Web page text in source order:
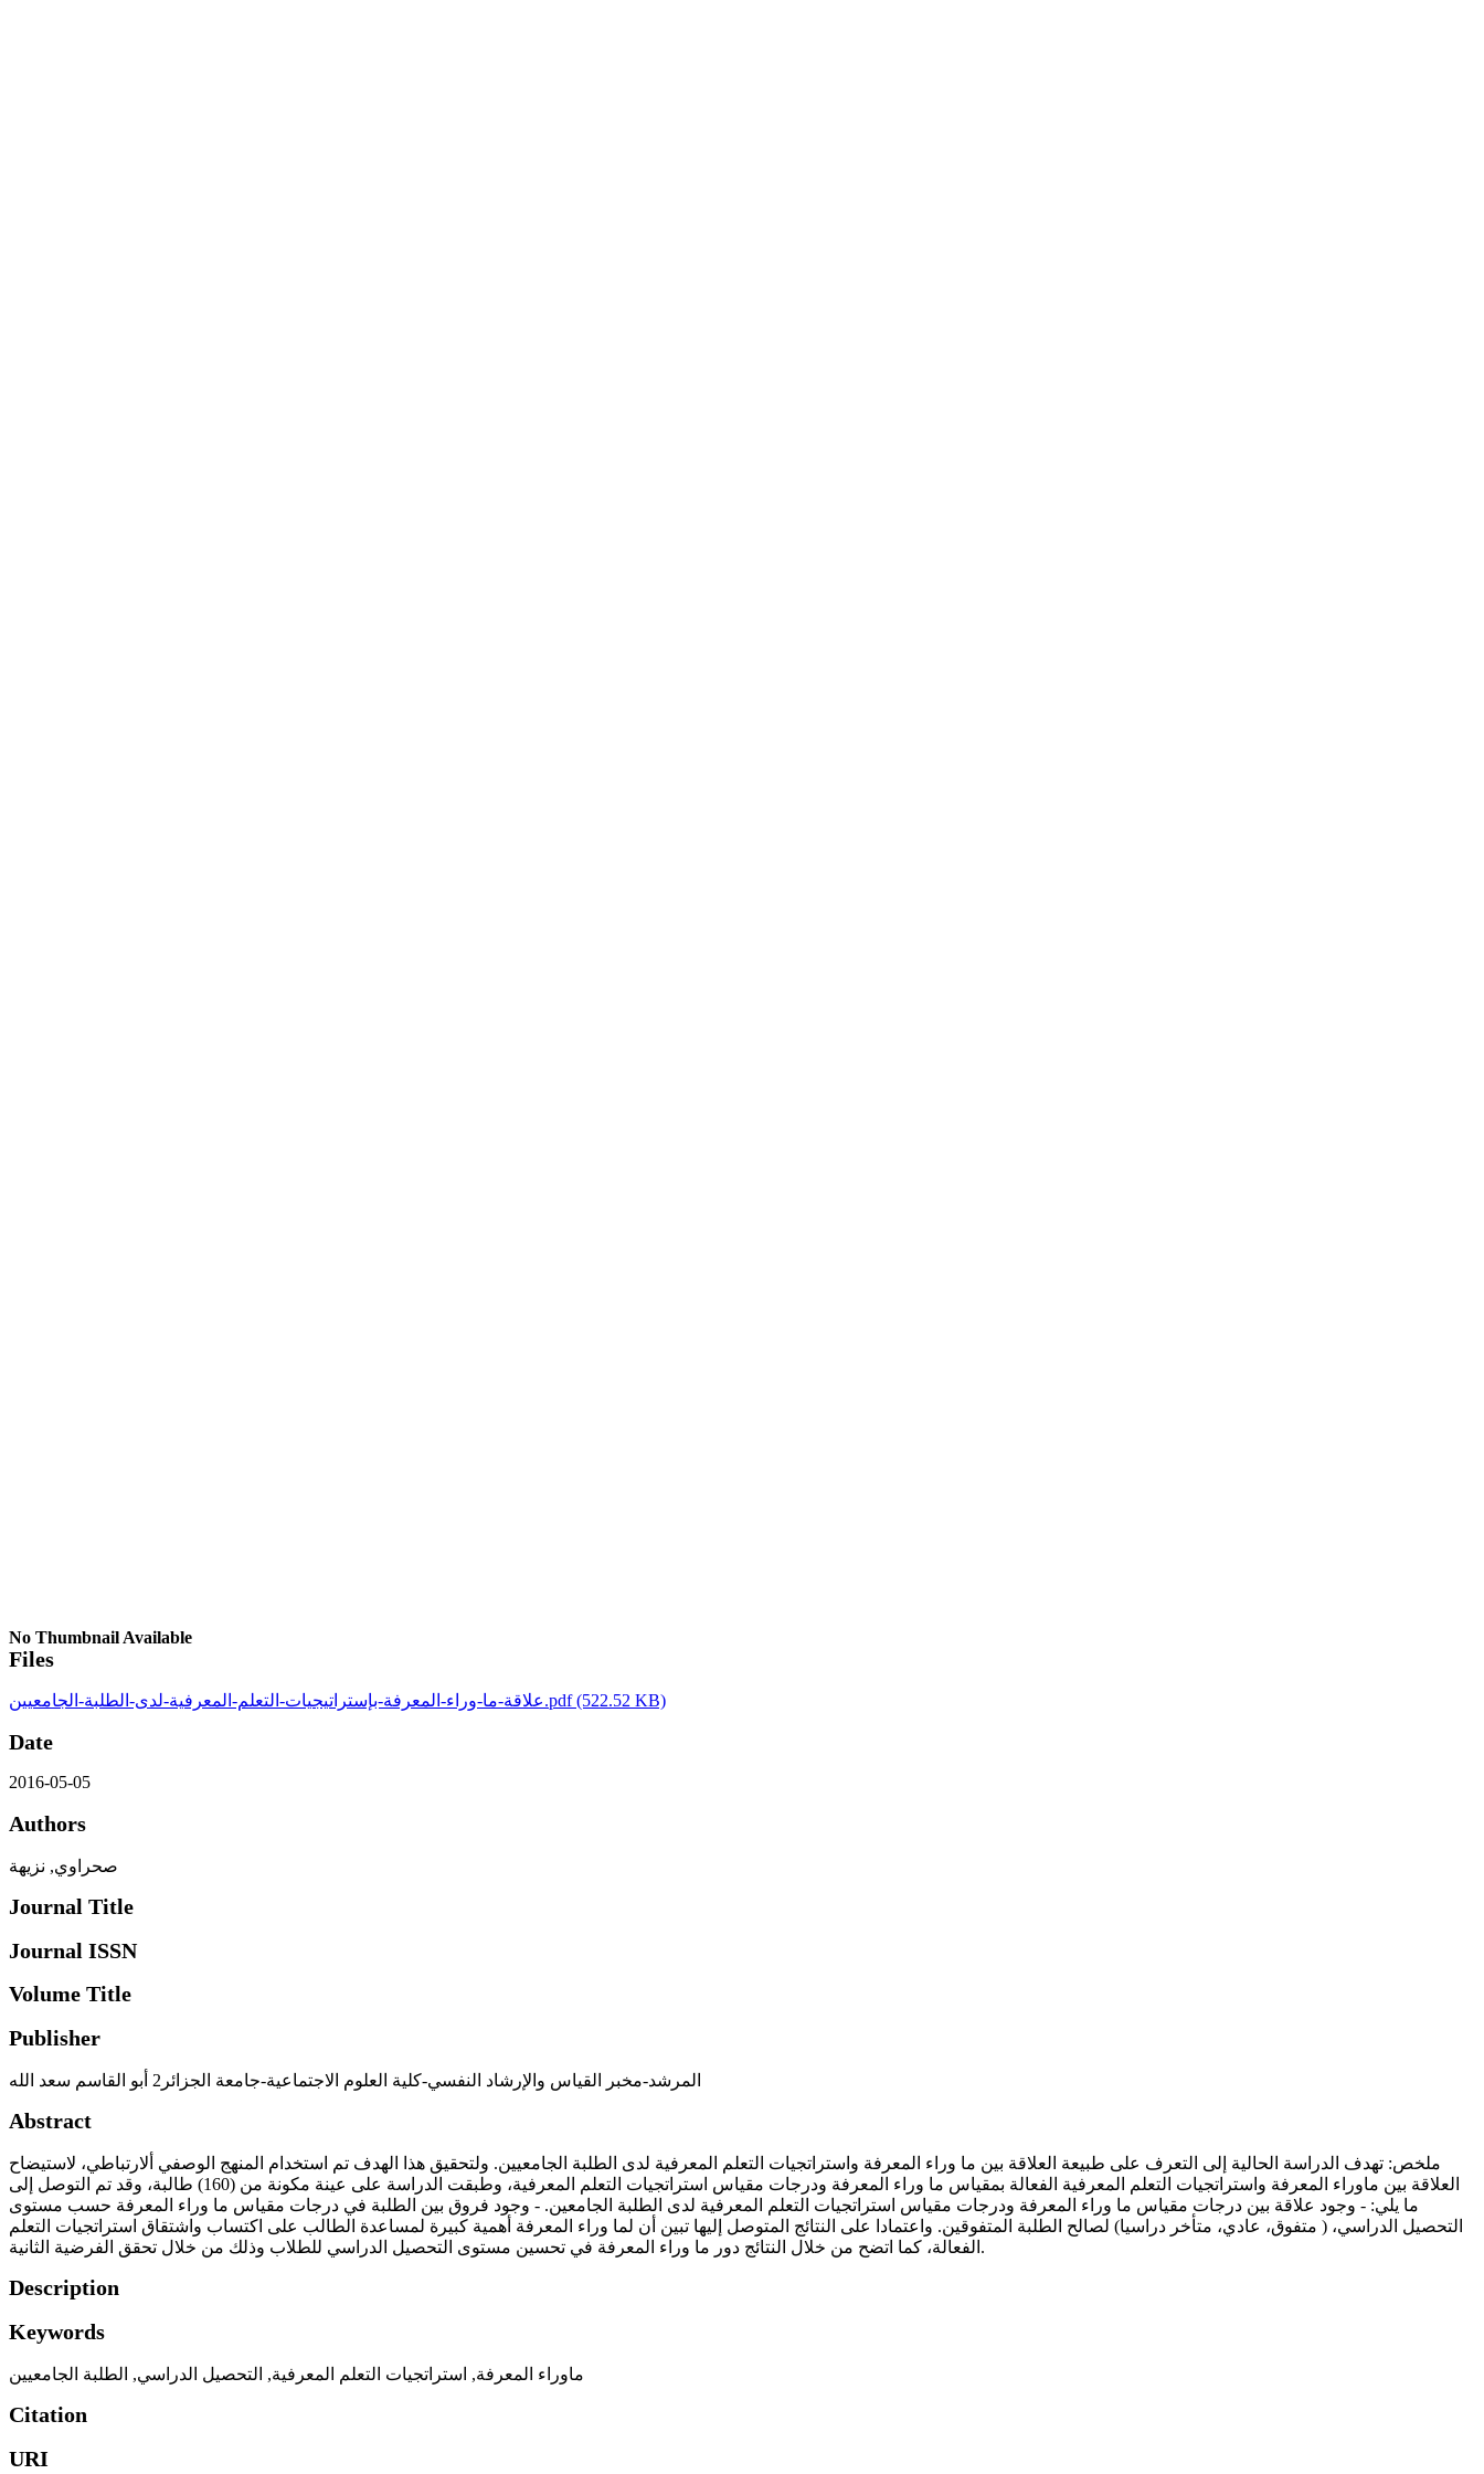
No Thumbnail Available
Files
علاقة-ما-وراء-المعرفة-بإستراتيجيات-التعلم-المعرفية-لدى-الطلبة-الجامعيين.pdf(522.52 KB)
Date
2016-05-05
Authors
صحراوي, نزيهة
Journal Title
Journal ISSN
Volume Title
Publisher
المرشد-مخبر القياس والإرشاد النفسي-كلية العلوم الاجتماعية-جامعة الجزائر2 أبو القاسم سعد الله
Abstract
ملخص: تهدف الدراسة الحالية إلى التعرف على طبيعة العلاقة بين ما وراء المعرفة واستراتجيات التعلم المعرفية لدى الطلبة الجامعيين. ولتحقيق هذا الهدف تم استخدام المنهج الوصفي ألارتباطي، لاستيضاح
العلاقة بين ماوراء المعرفة واستراتجيات التعلم المعرفية الفعالة بمقياس ما وراء المعرفة ودرجات مقياس استراتجيات التعلم المعرفية، وطبقت الدراسة على عينة مكونة من (160) طالبة، وقد تم التوصل إلى
ما يلي: - وجود علاقة بين درجات مقياس ما وراء المعرفة ودرجات مقياس استراتجيات التعلم المعرفية لدى الطلبة الجامعين. - وجود فروق بين الطلبة في درجات مقياس ما وراء المعرفة حسب مستوى
التحصيل الدراسي، ( متفوق، عادي، متأخر دراسيا) لصالح الطلبة المتفوقين. واعتمادا على النتائج المتوصل إليها تبين أن لما وراء المعرفة أهمية كبيرة لمساعدة الطالب على اكتساب واشتقاق استراتجيات التعلم
الفعالة، كما اتضح من خلال النتائج دور ما وراء المعرفة في تحسين مستوى التحصيل الدراسي للطلاب وذلك من خلال تحقق الفرضية الثانية.
Description
Keywords
ماوراء المعرفة, استراتجيات التعلم المعرفية, التحصيل الدراسي, الطلبة الجامعيين
Citation
URI